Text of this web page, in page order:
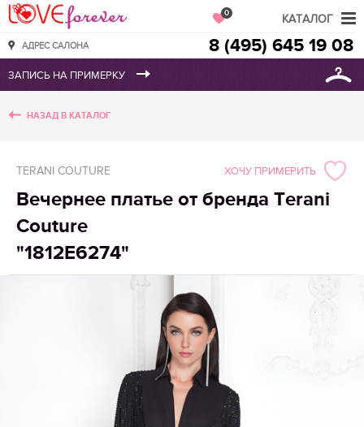
Love Forever
АДРЕС САЛОНА
0
8 (495) 645 19 08
НАЗАД В КАТАЛОГ
TERANI COUTURE
Вечернее платье от бренда Terani
Couture
"1812E6274"
ХОЧУ ПРИМЕРИТЬ
КАТАЛОГ